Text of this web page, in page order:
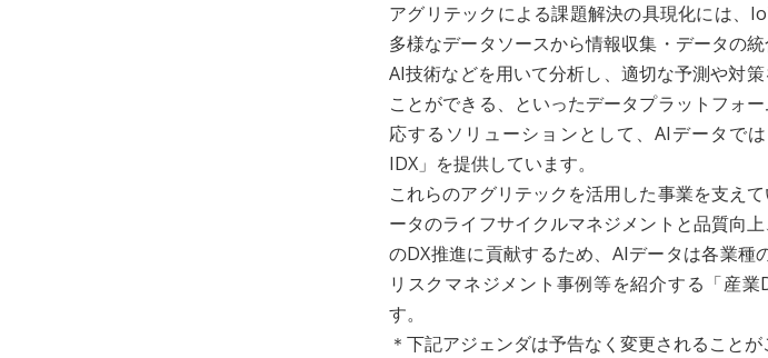
アグリテックによる課題解決の具現化には、
多様なデータソースから情報収集・データの
AI技術などを用いて分析し、適切な予測や対
ことができる、といったデータプラットフォ
応するソリューションとして、AIデータで
IDX」を提供しています。
これらのアグリテックを活用した事業を支え
ータのライフサイクルマネジメントと品質向
のDX推進に貢献するため、AIデータは各業種
リスクマネジメント事例等を紹介する「産
す。
＊下記アジェンダは予告なく変更されること